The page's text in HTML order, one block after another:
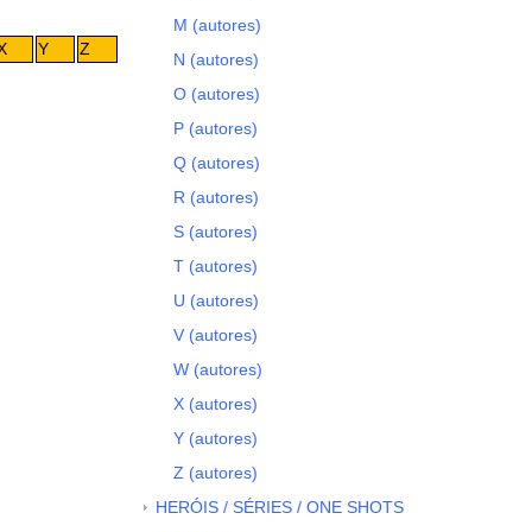
Y Z
M (autores)
N (autores)
O (autores)
P (autores)
Q (autores)
R (autores)
S (autores)
T (autores)
U (autores)
V (autores)
W (autores)
X (autores)
Y (autores)
Z (autores)
HERÓIS / SÉRIES / ONE SHOTS